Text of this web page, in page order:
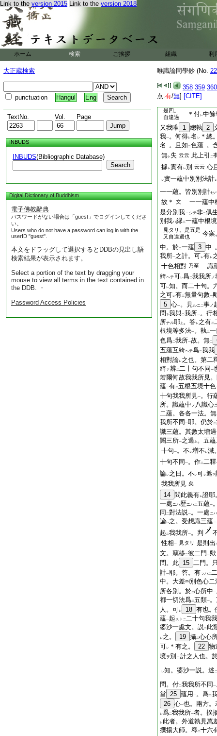
Link to the version 2015 Link to the version 2018
ホーム 検索 ご挨拶 組織 利
大正蔵検索
punctuation Hangul Eng
TextNo. Vol. Page
INBUDS
INBUDS(Bibliographic Database)
Search
Digital Dictionary of Buddhism
電子佛教辭典
パスワードがない場合は「guest」でログインしてくださ
い。
Users who do not have a password can log in with the
userID "guest".
本文をドラッグして選択するとDDBの見出し語
検索結果が表示されます。
Select a portion of the text by dragging your
mouse to view all terms in the text contained in
the DDB. ・
Password Access Policies
唯識論同學鈔 (No.
358 359 360
点:有/無] [CITE]
云云 小乘 38
一。大
加之自下祕中
一我トヤ 爲別爲
耶。必有二於他 一。
名爲レ有レ想 云云
也。況於
各別法數
是四。
自違過
＊付レ中餘
又我唯 1 總執 2
我一。何得レ名 レ
＊總
名 一。且如 二色蘊一。
無レ失 云云 此上引 二
據レ實有レ別 云云 心
レ實一蘊中別別法計レ
一一蘊。皆別別計セ
故＊ 文
一一蘊中
是分別我ニシテ非二倶
別我ハ縁二一蘊中根
見タリ。是五是
又自違過也
今案
中。於二一蘊 3 中一
我所一之計。可レ有レ
十色相對 乃至
識
綺ヘテ可レ爲二我我所ノ
可レ知。而二十句。
之可レ有二無量句數一
5 心一。見ルニ二事ノ
問下我與二我所一。行
所ナル耶 上 。答レ之有二
根境等多法一。執二
色爲二我所一故。無二
五蘊互綺ヘテ爲二我我
相對論レ之也。第二
綺テ辨二二十句不同 一
若爾何故我我所見
蘊一有二五根五境十色
十句我我所見一。行
所。識蘊中 ノ 八識心
二蘊。各各一法。無
我所不同 一耶。仍於二
識三蘊。其數太増
闕三所一之過 上 。五
十句一。不 レ増不 レ減
十句不同 一。作二二釋
論レ之日。不 レ可レ遮下
我我所見 矣
14 問此義有レ證耶
一處ニハ歴ニハ二五蘊一
同 二對法説一。一處ニハ
論レ之。受想識三蘊
起 二我我所一。判
性相一 見タリ 是則出
文。竊移二彼二門 一歟
問。此 15 二門。
計一耶。答。有ラハ二
中。大差
別色心二
所各別。於二心所中一
都一切法爲二五類一
人。可レ 18 有也。
蘊一起 スト 二二十句我
婆沙一處文。説二 此
レ之。 19 攝二心心
可レ ＊有之。 22 物
境ヲ 別 ニ計之人也。
レ知。婆沙一説。述 二
問。付二我我所不同 一
當 25 蘊用 一。爲二
26 心一也。兩方。
レ爲二我我所一者。撲
レ此者。外道執見萬
撲揚大師。釋二十六